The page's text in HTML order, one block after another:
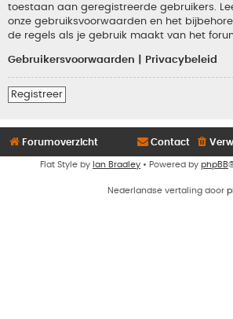
toestaan aan geregistreerde gebruikers.
onze gebruiksvoorwaarden en het
de regels als je gebruik maakt van het
Gebruikersvoorwaarden Privacybeleid
Registreer
Forumoverzicht Contact
Flat Style by Ian Bradley • Powered by phpBB
Nederlandse vertaling door